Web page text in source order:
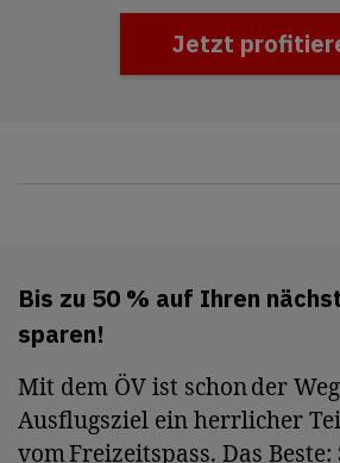
Jetzt
Bis zu 50 % auf Ihren
sparen!
Mit dem ÖV ist schon der
Ausflugsziel ein herrlicher
vom Freizeitspass. Das Beste: